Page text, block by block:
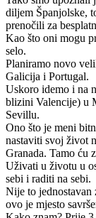
diljem Španjolske,
prenočili za
Kao što oni mogu
selo.
Planiramo novo
Galicija i Portugal.
Uskoro idemo i na
blizini Valencije) u
Sevillu.
Ono što je meni
nastaviti svoj život
Granada. Tamo ću
Uživati u životu u
sebi i raditi na sebi.
Nije to jednostavan
ovo je mjesto